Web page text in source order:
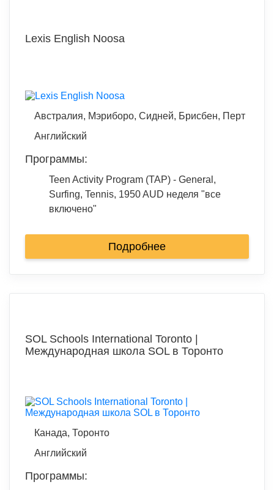
Lexis English Noosa
Австралия, Мэриборо, Сидней, Брисбен, Перт
Английский
Программы:
Teen Activity Program (TAP) - General,
Surfing, Tennis, 1950 AUD неделя "все
включено"
Подробнее
SOL Schools International Toronto |
Международная школа SOL в Торонто
Канада, Торонто
Английский
Программы: